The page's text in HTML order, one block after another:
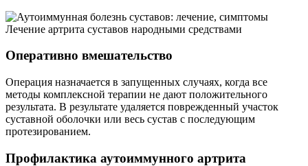
Лечение артрита суставов народными средствами
Оперативно вмешательство
Операция назначается в запущенных случаях, когда все
методы комплексной терапии не дают положительного
результата. В результате удаляется поврежденный участок
суставной оболочки или весь сустав с последующим
протезированием.
Профилактика аутоиммунного артрита